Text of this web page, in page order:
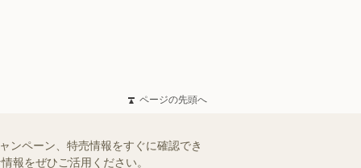
ページの先頭へ
ンペーン、特売情報をすぐに確認でき
報をぜひご活用ください。